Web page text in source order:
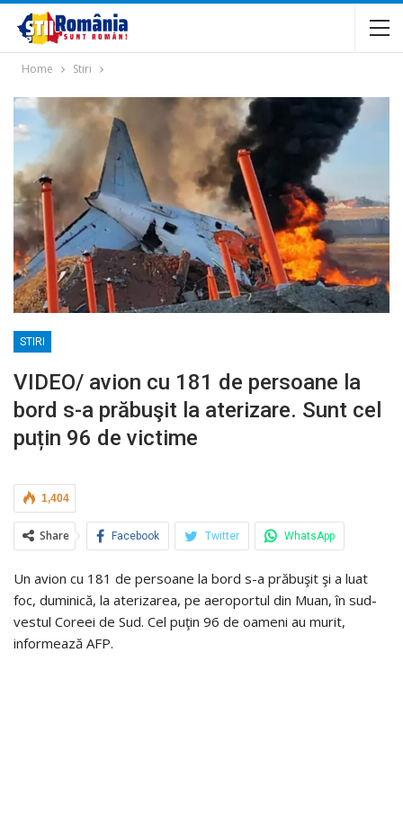
Home Stiri
STIRI
VIDEO/ avion cu 181 de persoane la
bord s-a prăbuşit la aterizare. Sunt cel
puțin 96 de victime
1,404
Share Facebook Twitter WhatsApp
Un avion cu 181 de persoane la bord s-a prăbuşit şi a luat
foc, duminică, la aterizarea, pe aeroportul din Muan, în sud-
vestul Coreei de Sud. Cel puţin 96 de oameni au murit,
informează AFP.